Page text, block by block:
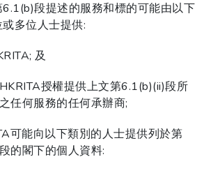
6.1(b)段提述的服務和標的可能由以下
多位人士提供:
及
授權提供上文第6.1(b)(ii)段所
任何服務的任何承辦商;
可能向以下類別的人士提供列於第
的閣下的個人資料: